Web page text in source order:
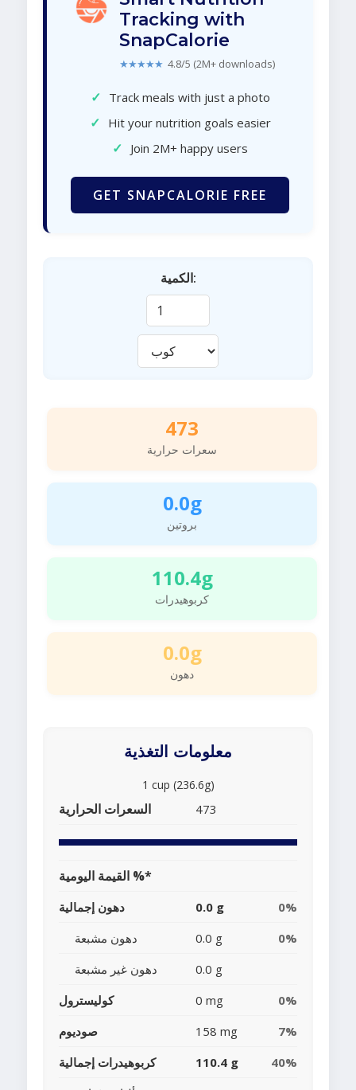
Tracking with
SnapCalorie
★★★★★ 4.8/5 (2M+ downloads)
✓ Track meals with just a photo
✓ Hit your nutrition goals easier
✓ Join 2M+ happy users
GET SNAPCALORIE FREE
الكمية:
473
سعرات حرارية
0.0g
بروتين
110.4g
كربوهيدرات
0.0g
دهون
معلومات التغذية
1 cup (236.6g)
السعرات الحرارية 473
القيمة اليومية %*
دهون إجمالية 0.0 g
0%
دهون مشبعة
0.0 g
0%
دهون غير مشبعة
0.0 g
كوليسترول
0 mg
0%
صوديوم
158 mg
7%
كربوهيدرات إجمالية
110.4 g
40%